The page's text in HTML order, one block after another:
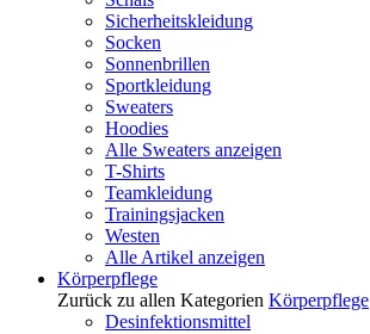
Sicherheitskleidung
Socken
Sonnenbrillen
Sportkleidung
Sweaters
Hoodies
Alle Sweaters anzeigen
T-Shirts
Teamkleidung
Trainingsjacken
Westen
Alle Artikel anzeigen
Körperpflege
Zurück zu allen Kategorien Körperpflege
Desinfektionsmittel